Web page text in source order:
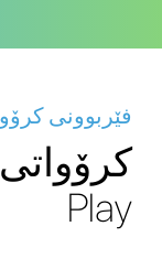
فێربوونی
Play